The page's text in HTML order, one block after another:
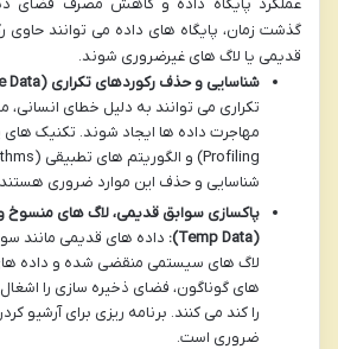
عملکرد پایگاه داده و کاهش مصرف فضای
گذشت زمان، پایگاه های داده می توانند حاوی
قدیمی یا لاگ های غیرضروری شوند.
شناسایی و حذف رکوردهای تکراری (Duplicate Data):
تکراری می توانند به دلیل خطای
شناسایی و حذف این موارد ضروری
پاکسازی سوابق قدیمی، لاگ های
(Temp Data):
داده های قدیمی مانند
لاگ های سیستمی منقضی شده و داده
های گوناگون، فضای ذخیره سازی را
را کند می کنند. برنامه ریزی برای آرشیو
ضروری است.